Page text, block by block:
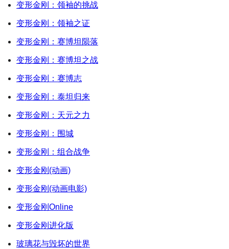
变形金刚：领袖的挑战
变形金刚：领袖之证
变形金刚：赛博坦陨落
变形金刚：赛博坦之战
变形金刚：赛博志
变形金刚：泰坦归来
变形金刚：天元之力
变形金刚：围城
变形金刚：组合战争
变形金刚(动画)
变形金刚(动画电影)
变形金刚Online
变形金刚进化版
玻璃花与毁坏的世界